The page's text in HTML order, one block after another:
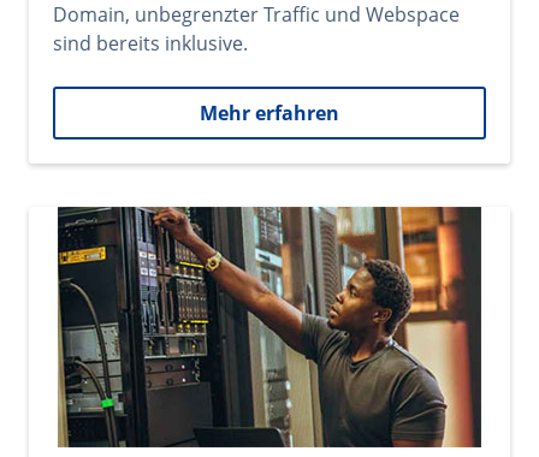
Domain, unbegrenzter Traffic und Webspace
sind bereits inklusive.
Mehr erfahren